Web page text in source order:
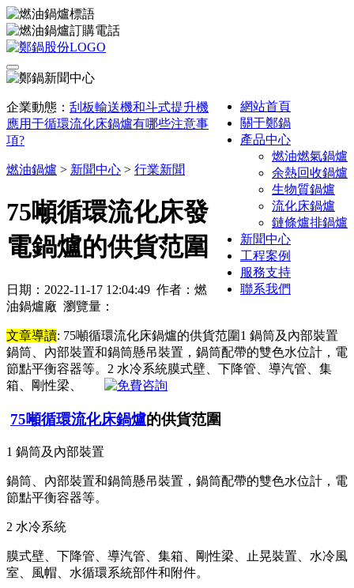
網站首頁
關于鄭鍋
產品中心
燃油燃氣鍋爐
余熱回收鍋爐
生物質鍋爐
流化床鍋爐
鏈條爐排鍋爐
新聞中心
工程案例
服務支持
聯系我們
企業動態： 刮板輸送機和斗式提升機
應用于循環流化床鍋爐有哪些注意事
項?
燃油鍋爐 > 新聞中心 > 行業新聞
75噸循環流化床發
電鍋爐的供貨范圍
日期：2022-11-17 12:04:49 作者：燃
油鍋爐廠 瀏覽量：
文章導讀: 75噸循環流化床鍋爐的供貨范圍1 鍋筒及內部裝置
鍋筒、內部裝置和鍋筒懸吊裝置，鍋筒配帶的雙色水位計，電
節點平衡容器等。2 水冷系統膜式壁、下降管、導汽管、集
箱、剛性梁、
75噸循環流化床鍋爐的供貨范圍
1 鍋筒及內部裝置
鍋筒、內部裝置和鍋筒懸吊裝置，鍋筒配帶的雙色水位計，電
節點平衡容器等。
2 水冷系統
膜式壁、下降管、導汽管、集箱、剛性梁、止晃裝置、水冷風
室、風帽、水循環系統部件和附件。